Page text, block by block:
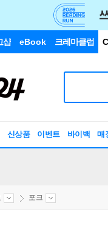
샵 eBook 크레마클럽
신상품 이벤트 바이백 매
포크